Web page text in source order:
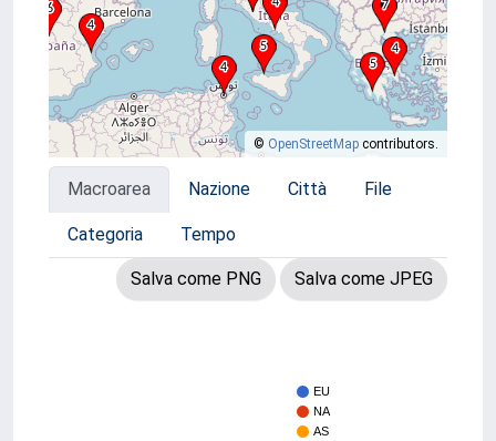
© OpenStreetMap contributors.
Macroarea Nazione Città File
Categoria Tempo
Salva come PNG Salva come JPEG
EU
NA
AS